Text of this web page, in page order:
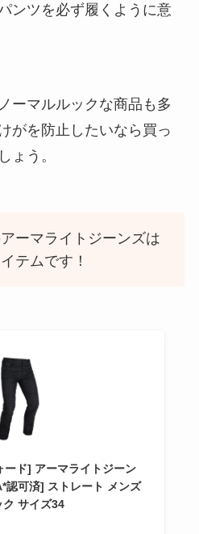
ンツを必ず履くように意
ーマルルックな商品も多
がを防止したいなら買っ
ょう。
ーマライトジーンズは
テムです！
ド] アーマライトジーン
認可済] ストレート メンズ
ク サイズ34